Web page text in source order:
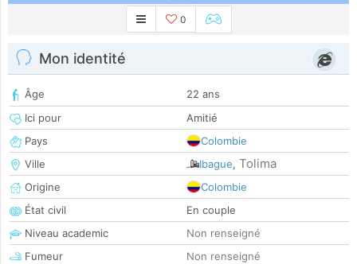
0
Mon identité
Âge
22 ans
Ici pour
Amitié
Pays
Colombie
Ville
Ibague, Tolima
Origine
Colombie
État civil
En couple
Niveau academic
Non renseigné
Fumeur
Non renseigné